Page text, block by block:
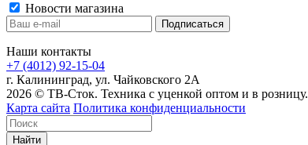
Новости магазина
Наши контакты
+7 (4012) 92-15-04
г. Калининград, ул. Чайковского 2А
2026 © ТВ-Сток. Техника с уценкой оптом и в розницу.
Карта сайта Политика конфиденциальности
Найти